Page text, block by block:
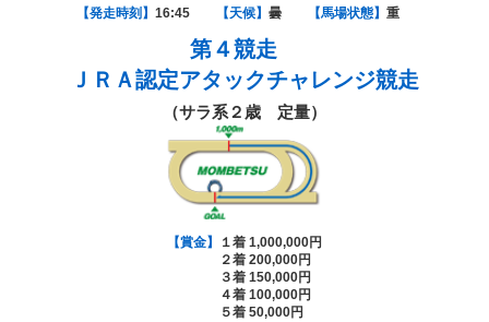
【発走時刻】 16:45 【天候】 曇 【馬場状態】 重
第４競走
ＪＲＡ認定アタックチャレンジ競走
（サラ系２歳 定量）
【賞金】
１着 1,000,000円
２着 200,000円
３着 150,000円
４着 100,000円
５着 50,000円